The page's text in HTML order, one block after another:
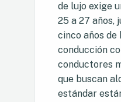
de lujo exige
25 a 27 años,
cinco años
conducción
conductores
que buscan
estándar